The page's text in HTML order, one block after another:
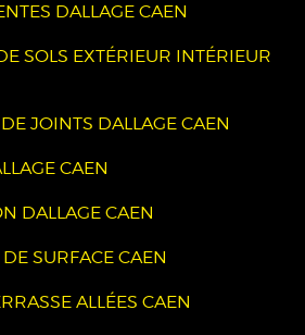
DALLAGE CAEN
SOLS EXTÉRIEUR INTÉRIEUR
JOINTS DALLAGE CAEN
CAEN
DALLAGE CAEN
SURFACE CAEN
ALLÉES CAEN